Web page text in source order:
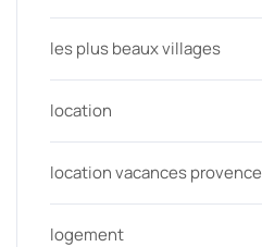
les plus beaux villages
location
location vacances provence
logement